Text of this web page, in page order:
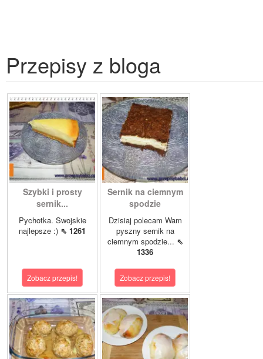
Przepisy z bloga
Szybki i prosty
sernik...
Pychotka. Swojskie
najlepsze :) ⇖ 1261
Zobacz przepis!
Sernik na ciemnym
spodzie
Dzisiaj polecam Wam
pyszny sernik na
ciemnym spodzie... ⇖
1336
Zobacz przepis!